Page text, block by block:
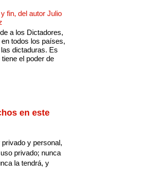
fin, del autor Julio
a los Dictadores,
todos los países,
dictaduras. Es
el poder de
en este
y personal,
privado; nunca
la tendrá, y